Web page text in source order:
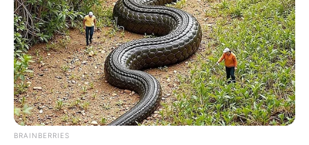
Selain fokus dengan grup, ia juga pernah membintangi musik
video milik Ben yang berjudulBad(2020). Ia juga merilis single
solo yang berjudulHonestly(2022).
BRAINBERRIES